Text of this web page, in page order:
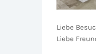
Liebe
Liebe